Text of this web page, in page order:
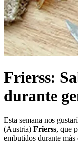
Frierss:
durante
Esta semana nos
(Austria) Frierss, que
embutidos durante más